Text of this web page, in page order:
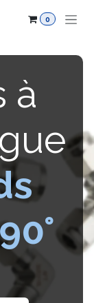
0
à